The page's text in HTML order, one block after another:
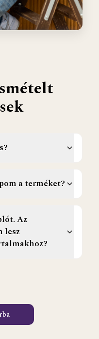
a terméket?
Az
lesz